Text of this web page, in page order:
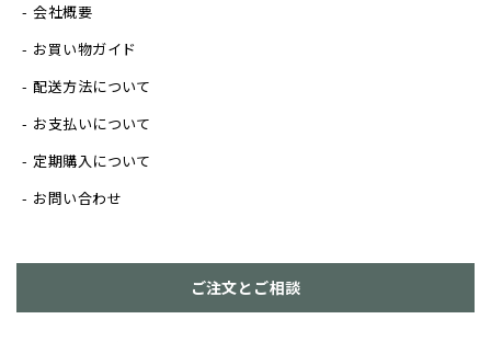
会社概要
お買い物ガイド
配送方法について
お支払いについて
定期購入について
お問い合わせ
ご注文とご相談